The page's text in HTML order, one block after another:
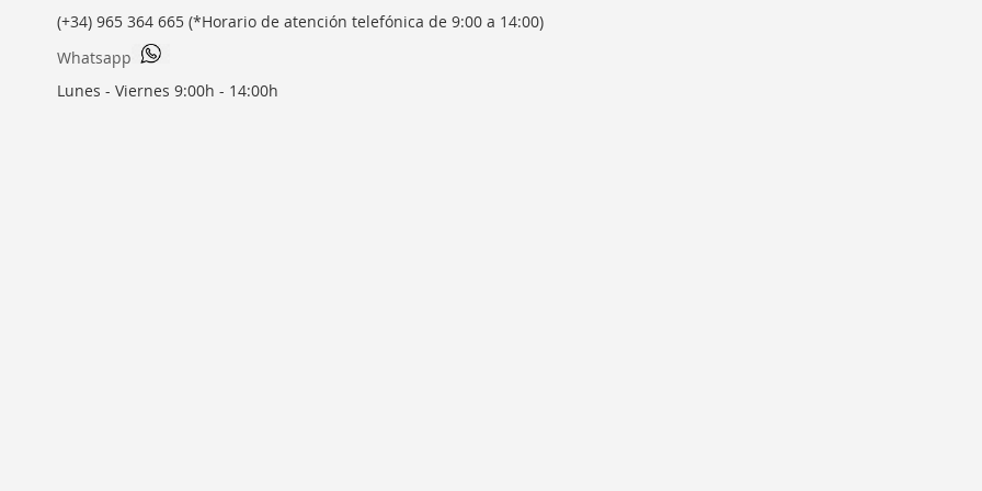
(+34) 965 364 665 (*Horario de atención telefónica de 9:00 a 14:00)
Whatsapp
Lunes - Viernes 9:00h - 14:00h